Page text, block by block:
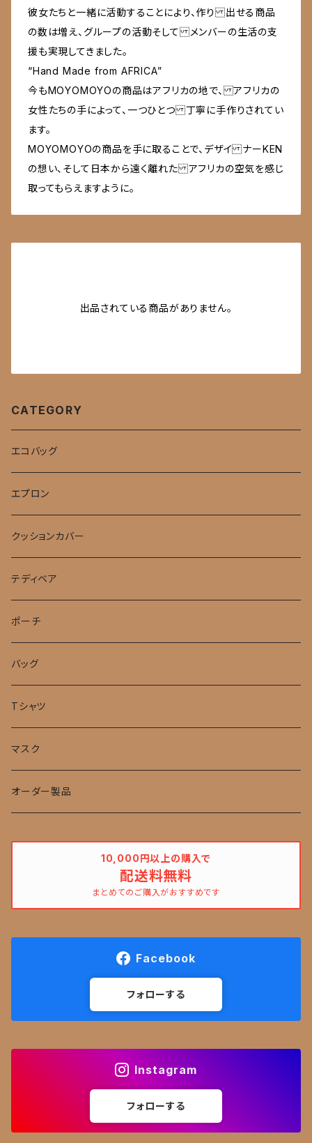
彼女たちと一緒に活動することにより、作り 出せる商品
の数は増え、グループの活動そして メンバーの生活の支
援も実現してきました。
“Hand Made from AFRICA”
今もMOYOMOYOの商品はアフリカの地で、 アフリカの
女性たちの手によって、一つひとつ 丁寧に手作りされてい
ます。
MOYOMOYOの商品を手に取ることで、デザイ ナーKEN
の想い、そして日本から遠く離れた アフリカの空気を感じ
取ってもらえますように。
出品されている商品がありません。
CATEGORY
エコバッグ
エプロン
クッションカバー
テディベア
ポーチ
バッグ
Tシャツ
マスク
オーダー製品
10,000円以上の購入で
配送料無料
まとめてのご購入がおすすめです
Facebook
フォローする
Instagram
フォローする